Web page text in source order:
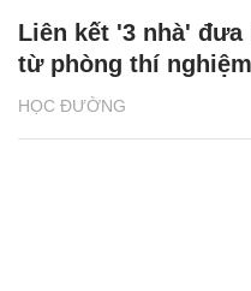
HỌC ĐƯỜNG
Liên kết '3 nhà'
từ phòng thí